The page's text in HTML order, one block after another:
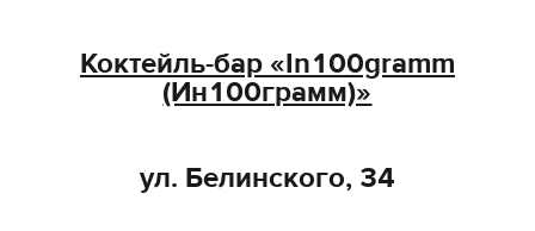
Коктейль-бар «In100gramm
(Ин100грамм)»
ул. Белинского, 34